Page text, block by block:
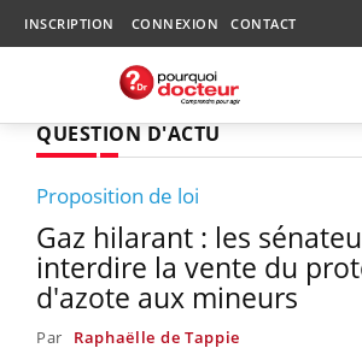
INSCRIPTION CONNEXION CONTACT
QUESTION D'ACTU
Proposition de loi
Gaz hilarant : les
interdire la vente du
d'azote aux mineurs
Par Raphaëlle de Tappie